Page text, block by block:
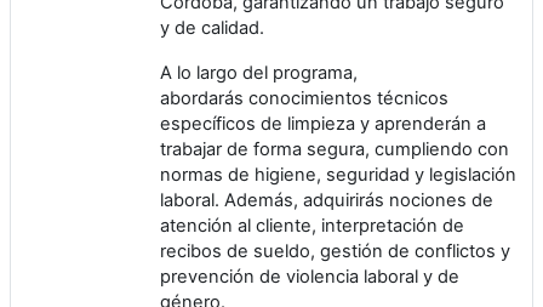
y de calidad.
A lo largo del programa,
abordarás conocimientos técnicos
específicos de limpieza y aprenderán a
trabajar de forma segura, cumpliendo con
normas de higiene, seguridad y legislación
laboral. Además, adquirirás nociones de
atención al cliente, interpretación de
recibos de sueldo, gestión de conflictos y
prevención de violencia laboral y de
género.